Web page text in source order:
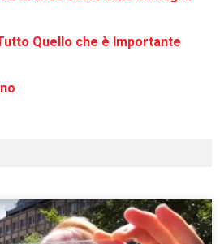
Quello che è Importante